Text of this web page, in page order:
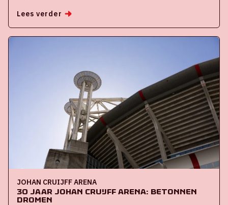
Lees verder
JOHAN CRUIJFF ARENA
30 jaar Johan Cruijff ArenA: Betonnen
dromen